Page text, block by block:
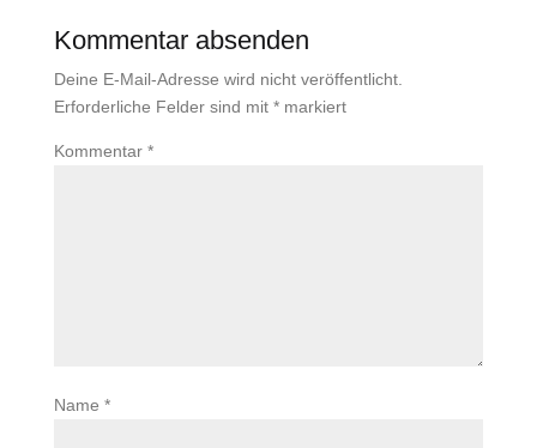
Kommentar absenden
Deine E-Mail-Adresse wird nicht veröffentlicht.
Erforderliche Felder sind mit *markiert
Kommentar *
Name *